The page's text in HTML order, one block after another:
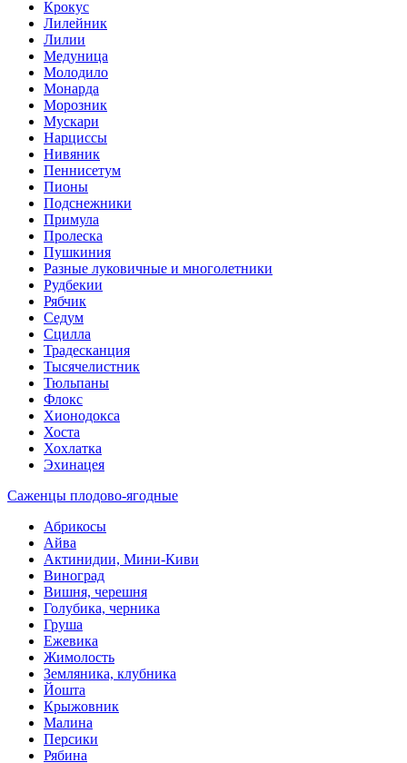
Крокус
Лилейник
Лилии
Медуница
Молодило
Монарда
Морозник
Мускари
Нарциссы
Нивяник
Пеннисетум
Пионы
Подснежники
Примула
Пролеска
Пушкиния
Разные луковичные и многолетники
Рудбекии
Рябчик
Седум
Сцилла
Традесканция
Тысячелистник
Тюльпаны
Флокс
Хионодокса
Хоста
Хохлатка
Эхинацея
Саженцы плодово-ягодные
Абрикосы
Айва
Актинидии, Мини-Киви
Виноград
Вишня, черешня
Голубика, черника
Груша
Ежевика
Жимолость
Земляника, клубника
Йошта
Крыжовник
Малина
Персики
Рябина